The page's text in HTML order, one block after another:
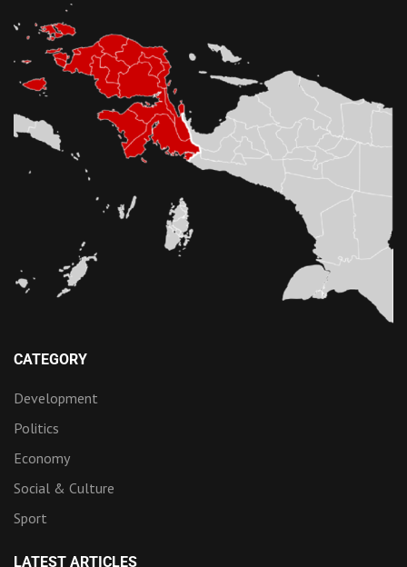
CATEGORY
Development
Politics
Economy
Social & Culture
Sport
LATEST ARTICLES